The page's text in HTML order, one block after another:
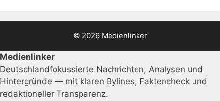
© 2026 Medienlinker
Medienlinker
Deutschlandfokussierte Nachrichten, Analysen und
Hintergründe — mit klaren Bylines, Faktencheck und
redaktioneller Transparenz.